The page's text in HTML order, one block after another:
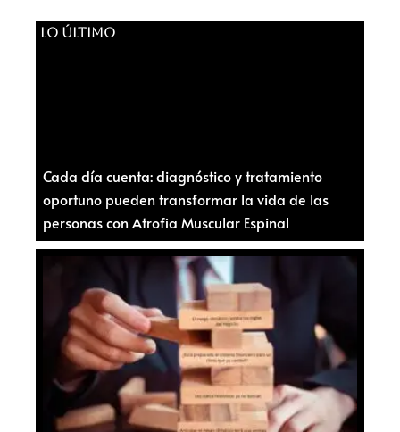
LO ÚLTIMO
Cada día cuenta: diagnóstico y tratamiento
oportuno pueden transformar la vida de las
personas con Atrofia Muscular Espinal